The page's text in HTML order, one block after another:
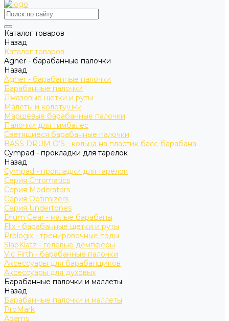
Каталог товаров
Назад
Каталог товаров
Agner - барабанные палочки
Назад
Agner - барабанные палочки
Барабанные палочки
Джазовые щетки и руты
Малеты и колотушки
Маршевые барабанные палочки
Палочки для тимбалес
Светящиеся барабанные палочки
BASS DRUM O’S - кольца на пластик басс-барабана
Cympad - прокладки для тарелок
Назад
Cympad - прокладки для тарелок
Серия Chromatics
Серия Moderators
Серия Optimizers
Серия Undertones
Drum Gear - малые барабаны
Flix - барабанные щетки и руты
Prologix - тренировочные пэды
SlapKlatz - гелевые демпферы
Vic Firth - барабанные палочки
Аксессуары для барабанщиков
Аксессуары для духовых
Барабанные палочки и маллеты
Назад
Барабанные палочки и маллеты
ProMark
Adams